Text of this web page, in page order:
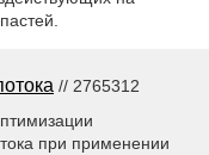
// 2765312
при применении